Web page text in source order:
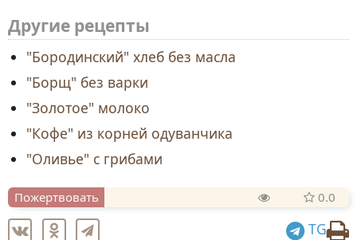
Другие рецепты
"Бородинский" хлеб без масла
"Борщ" без варки
"Золотое" молоко
"Кофе" из корней одуванчика
"Оливье" с грибами
Пожертвовать 0.0
TG